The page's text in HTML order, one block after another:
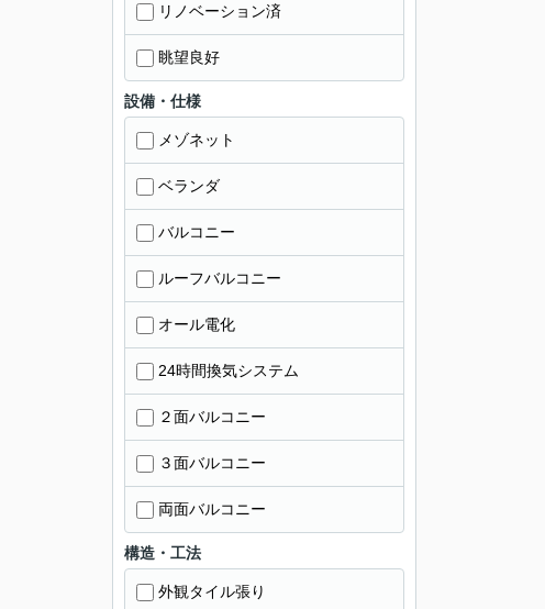
リノベーション済
眺望良好
設備・仕様
メゾネット
ベランダ
バルコニー
ルーフバルコニー
オール電化
24時間換気システム
２面バルコニー
３面バルコニー
両面バルコニー
構造・工法
外観タイル張り